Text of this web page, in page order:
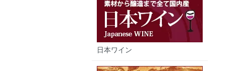
日本ワイン